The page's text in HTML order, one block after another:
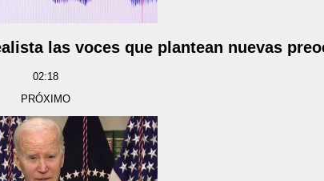
las voces que plantean nuevas
02:18
PRÓXIMO